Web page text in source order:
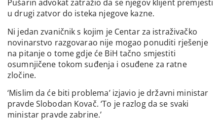
Pušarin advokat zatražio da se njegov klijent premjesti
u drugi zatvor do isteka njegove kazne.
Ni jedan zvaničnik s kojim je Centar za istraživačko
novinarstvo razgovarao nije mogao ponuditi rješenje
na pitanje o tome gdje će BiH tačno smjestiti
osumnjičene tokom suđenja i osuđene za ratne
zločine.
‘Mislim da će biti problema’ izjavio je državni ministar
pravde Slobodan Kovač. ‘To je razlog da se svaki
ministar pravde zabrine.’